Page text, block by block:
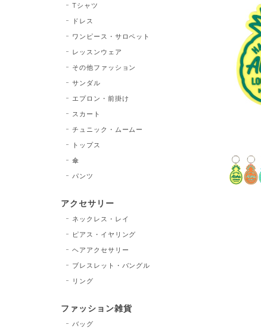
Tシャツ
ドレス
ワンピース・サロペット
レッスンウェア
その他ファッション
サンダル
エプロン・前掛け
スカート
チュニック・ムームー
トップス
傘
パンツ
アクセサリー
ネックレス・レイ
ピアス・イヤリング
ヘアアクセサリー
ブレスレット・バングル
リング
ファッション雑貨
バッグ